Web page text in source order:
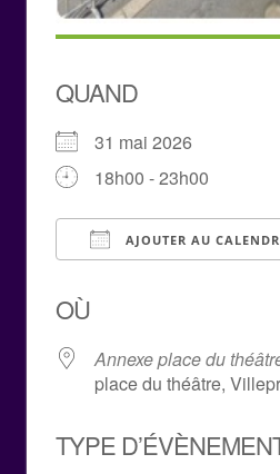
QUAND
31 mai 2026
18h00 - 23h00
AJOUTER AU
OÙ
Annexe place du
place du théâtre,
TYPE